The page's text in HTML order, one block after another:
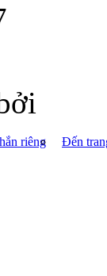
riêng Đến